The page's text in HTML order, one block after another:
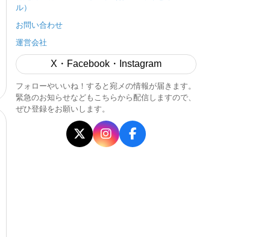
ル）
お問い合わせ
運営会社
X・Facebook・Instagram
フォローやいいね！すると宛メの情報が届きます。
緊急のお知らせなどもこちらから配信しますので、
ぜひ登録をお願いします。